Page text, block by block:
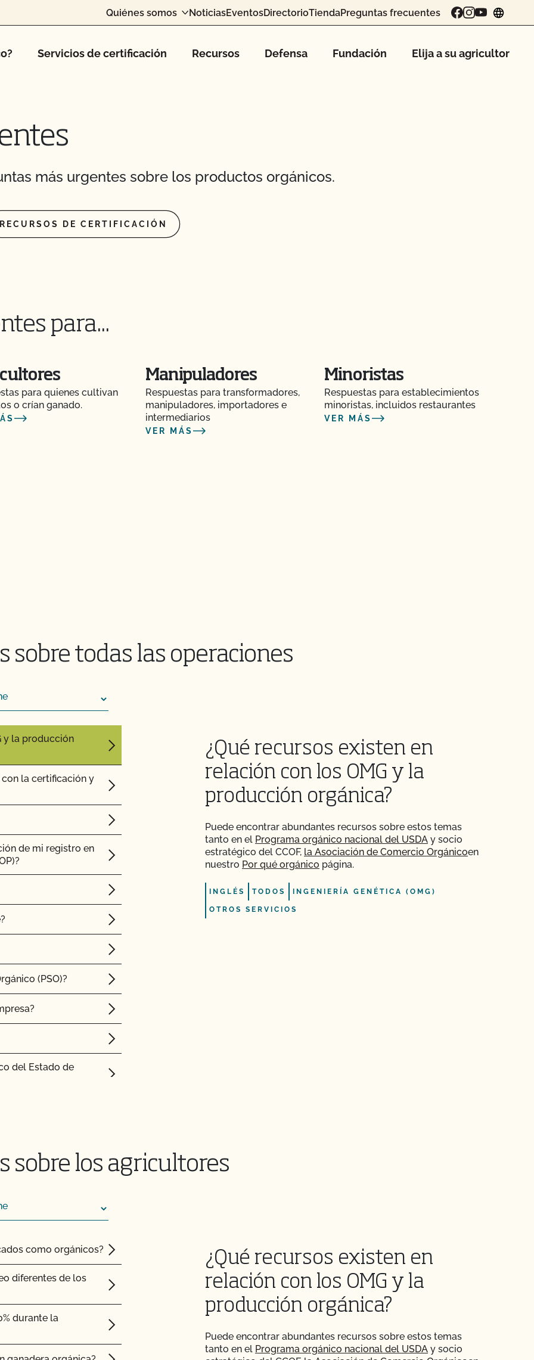
Quiénes somos NoticiasEventosDirectorioTiendaPreguntas frecuentes
Servicios de certificación Recursos Defensa Fundación Elija a su agricultor
más urgentes sobre los productos orgánicos.
RECURSOS DE CERTIFICACIÓN
para...
para quienes cultivan
o crían ganado.
Manipuladores
Respuestas para transformadores,
manipuladores, importadores e
intermediarios
VER MÁS
Minoristas
Respuestas para establecimientos
minoristas, incluidos restaurantes
VER MÁS
sobre todas las operaciones
fabricar
certificadas.
al CCOF?
a una nueva
o el nombre de
que no puede
disponible?
de seguridad
o acción de
el contrato de
de certificación?
mi producto
orgánico
y la producción
la certificación y
de mi registro en
(PSO)?
del Estado de
¿Qué recursos existen en
relación con los OMG y la
producción orgánica?
Puede encontrar abundantes recursos sobre estos temas
tanto en el Programa orgánico nacional del USDA y socio
estratégico del CCOF, la Asociación de Comercio Orgánicoen
nuestro Por qué orgánico página.
INGLÉS TODOS INGENIERÍA GENÉTICA (OMG)
OTROS SERVICIOS
sobre los agricultores
como orgánicos?
diferentes de los
durante la
¿Qué recursos existen en
relación con los OMG y la
producción orgánica?
Puede encontrar abundantes recursos sobre estos temas
tanto en el Programa orgánico nacional del USDA y socio